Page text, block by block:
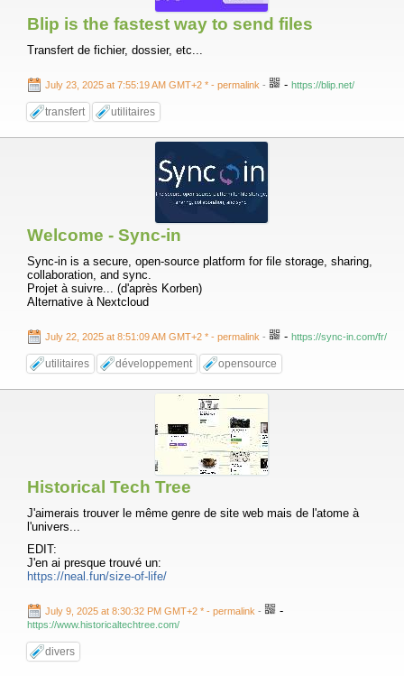
Blip is the fastest way to send files
Transfert de fichier, dossier, etc...
July 23, 2025 at 7:55:19 AM GMT+2 * - permalink - - https://blip.net/
transfert utilitaires
Welcome - Sync-in
Sync-in is a secure, open-source platform for file storage, sharing,
collaboration, and sync.
Projet à suivre... (d'après Korben)
Alternative à Nextcloud
July 22, 2025 at 8:51:09 AM GMT+2 * - permalink - - https://sync-in.com/fr/
utilitaires développement opensource
Historical Tech Tree
J'aimerais trouver le même genre de site web mais de l'atome à
l'univers...
EDIT:
J'en ai presque trouvé un:
https://neal.fun/size-of-life/
July 9, 2025 at 8:30:32 PM GMT+2 * - permalink - -
https://www.historicaltechtree.com/
divers